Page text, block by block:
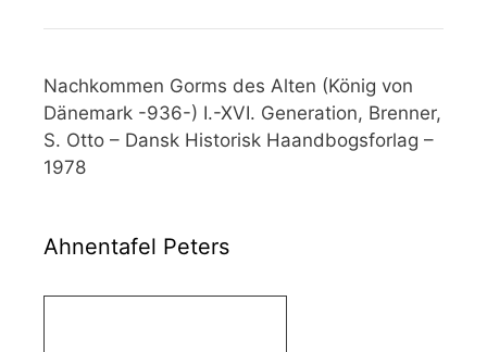
Nachkommen Gorms des Alten (König von
Dänemark -936-) I.-XVI. Generation, Brenner,
S. Otto – Dansk Historisk Haandbogsforlag –
1978
Ahnentafel Peters